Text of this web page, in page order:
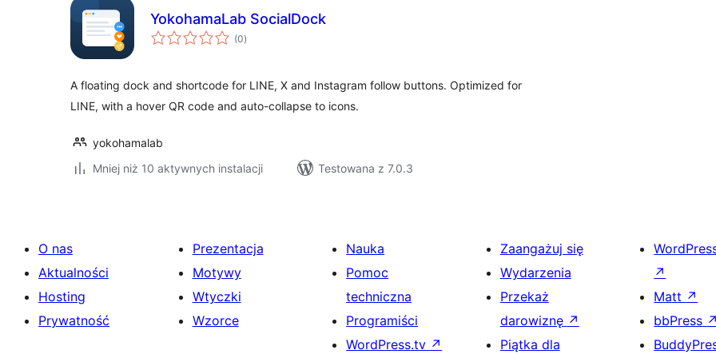
YokohamaLab SocialDock
(0wszystkich
ocen
)
A floating dock and shortcode for LINE, X and Instagram follow buttons. Optimized for
LINE, with a hover QR code and auto-collapse to icons.
yokohamalab
Mniej niż 10 aktywnych instalacji
Testowana z 7.0.3
O nas
Aktualności
Hosting
Prywatność
Prezentacja
Motywy
Wtyczki
Wzorce
Nauka
Pomoc
techniczna
Programiści
WordPress.tv ↗
Zaangażuj się
Wydarzenia
Przekaż
darowiznę ↗
Piątka dla
↗
Matt ↗
bbPress ↗